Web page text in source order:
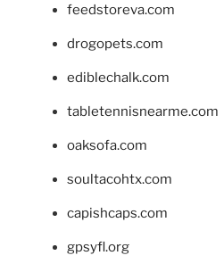
feedstoreva.com
drogopets.com
ediblechalk.com
tabletennisnearme.com
oaksofa.com
soultacohtx.com
capishcaps.com
gpsyfl.org